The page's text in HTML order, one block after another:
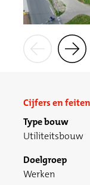
Cijfers en feiten
Type bouw
Utiliteitsbouw
Doelgroep
Werken